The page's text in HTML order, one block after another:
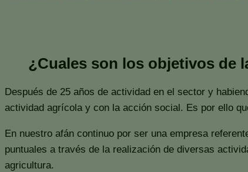
¿Cuales son los objetivos de
Después de 25 años de actividad en el sector y
actividad agrícola y con la acción social. Es por ello
En nuestro afán continuo por ser una empresa
puntuales a través de la realización de diversas
agricultura.